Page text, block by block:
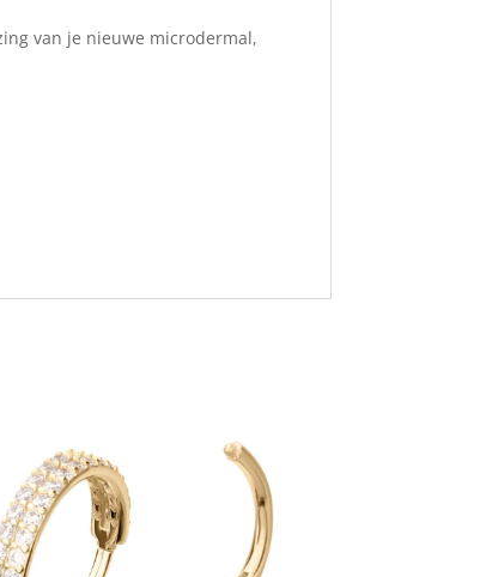
van je nieuwe microdermal,